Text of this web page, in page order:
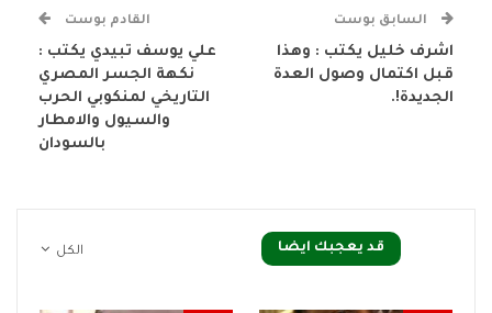
السابق بوست
اشرف خليل يكتب : وهذا
قبل اكتمال وصول العدة
الجديدة!.
القادم بوست
علي يوسف تبيدي يكتب :
نكهة الجسر المصري
التاريخي لمنكوبي الحرب
والسيول والامطار
بالسودان
الكل قد يعجبك ايضا